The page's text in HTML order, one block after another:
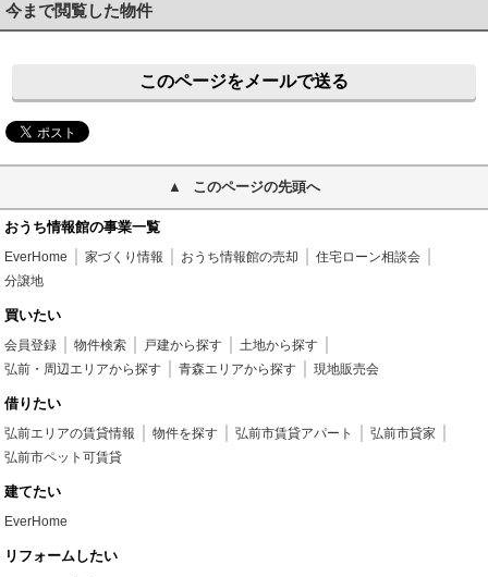
今まで閲覧した物件
このページをメールで送る
このページの先頭へ
おうち情報館の事業一覧
EverHome 家づくり情報 おうち情報館の売却
住宅ローン相談会
分譲地
買いたい
会員登録 物件検索 戸建から探す
土地から探す
弘前・周辺エリアから探す
青森エリアから探す 現地販売会
借りたい
弘前エリアの賃貸情報 物件を探す 弘前市賃貸アパート
弘前市貸家
弘前市ペット可賃貸
建てたい
EverHome
リフォームしたい